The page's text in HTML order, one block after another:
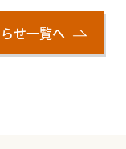
せ一覧へ